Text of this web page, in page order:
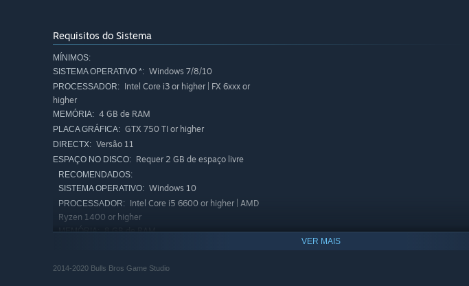
Requisitos do Sistema
MÍNIMOS:
SISTEMA OPERATIVO *: Windows 7/8/10
PROCESSADOR: Intel Core i3 or higher | FX 6xxx or
higher
MEMÓRIA: 4 GB de RAM
PLACA GRÁFICA: GTX 750 TI or higher
DIRECTX: Versão 11
ESPAÇO NO DISCO: Requer 2 GB de espaço livre
RECOMENDADOS:
SISTEMA OPERATIVO: Windows 10
PROCESSADOR: Intel Core i5 6600 or higher | AMD
Ryzen 1400 or higher
MEMÓRIA: 8 GB de RAM
VER MAIS
2014-2020 Bulls Bros Game Studio